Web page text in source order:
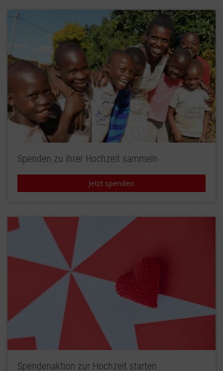
Spenden zu ihrer Hochzeit sammeln
Jetzt spenden
Spendenaktion zur Hochzeit starten